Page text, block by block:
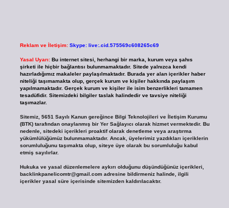
Reklam ve İletişim: Skype: live:.cid.575569c608265c69
Yasal Uyarı: Bu internet sitesi, herhangi bir marka, kurum veya şahıs
şirketi ile hiçbir bağlantısı bulunmamaktadır. Sitede yalnızca kendi
hazırladığımız makaleler paylaşılmaktadır. Burada yer alan içerikler haber
niteliği taşımamakta olup, gerçek kurum ve kişiler hakkında paylaşım
yapılmamaktadır. Gerçek kurum ve kişiler ile isim benzerlikleri tamamen
tesadüfidir. Sitemizdeki bilgiler taslak halindedir ve tavsiye niteliği
taşımazlar.
Sitemiz, 5651 Sayılı Kanun gereğince Bilgi Teknolojileri ve İletişim Kurumu
(BTK) tarafından onaylanmış bir Yer Sağlayıcı olarak hizmet vermektedir. Bu
nedenle, sitedeki içerikleri proaktif olarak denetleme veya araştırma
yükümlülüğümüz bulunmamaktadır. Ancak, üyelerimiz yazdıkları içeriklerin
sorumluluğunu taşımakta olup, siteye üye olarak bu sorumluluğu kabul
etmiş sayılırlar.
Hukuka ve yasal düzenlemelere aykırı olduğunu düşündüğünüz içerikleri,
backlinkpanelicomtr@gmail.comadresine bildirmeniz halinde, ilgili
içerikler yasal süre içerisinde sitemizden kaldırılacaktır.